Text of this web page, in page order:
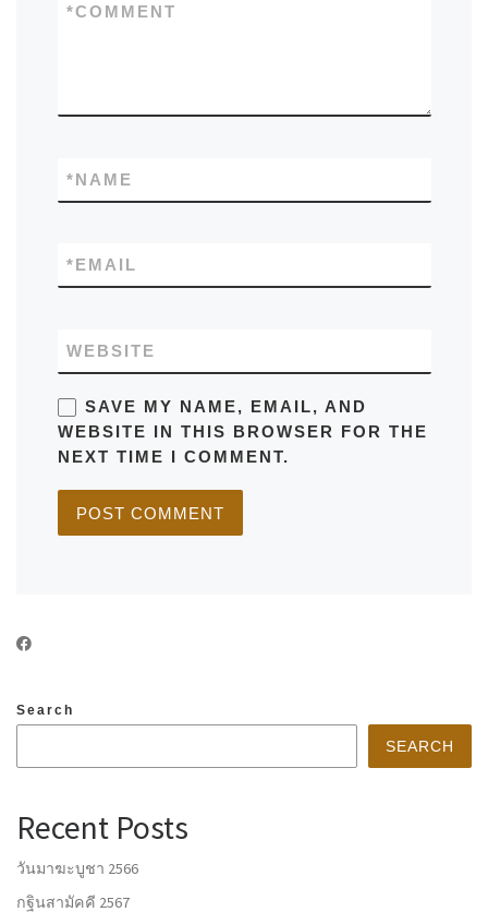
COMMENT
*
NAME
*
EMAIL
*
WEBSITE
SAVE MY NAME, EMAIL, AND
WEBSITE IN THIS BROWSER FOR THE
NEXT TIME I COMMENT.
Search
SEARCH
Recent Posts
วันมาฆะบูชา 2566
กฐินสามัคคี 2567